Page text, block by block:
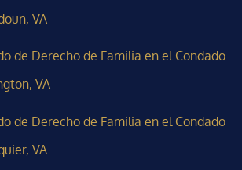
VA
de Derecho de Familia en el Condado
VA
de Derecho de Familia en el Condado
VA